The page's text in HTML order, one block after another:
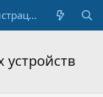
Регистрация